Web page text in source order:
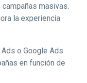
masivas.
la experiencia
o Google Ads
en función de